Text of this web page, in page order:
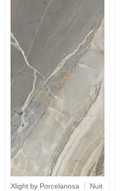
Xlight by Porcelanosa Nuit